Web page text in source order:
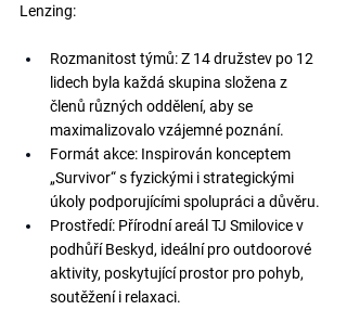
Lenzing:
Rozmanitost týmů: Z 14 družstev po 12
lidech byla každá skupina složena z
členů různých oddělení, aby se
maximalizovalo vzájemné poznání.
Formát akce: Inspirován konceptem
„Survivor“ s fyzickými i strategickými
úkoly podporujícími spolupráci a důvěru.
Prostředí: Přírodní areál TJ Smilovice v
podhůří Beskyd, ideální pro outdoorové
aktivity, poskytující prostor pro pohyb,
soutěžení i relaxaci.